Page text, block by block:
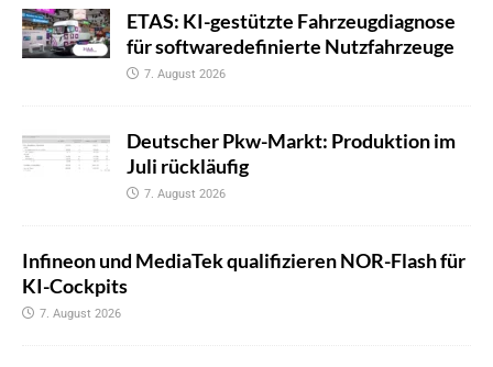
ETAS: KI-gestützte Fahrzeugdiagnose
für softwaredefinierte Nutzfahrzeuge
7. August 2026
Deutscher Pkw-Markt: Produktion im
Juli rückläufig
7. August 2026
Infineon und MediaTek qualifizieren NOR-Flash für
KI-Cockpits
7. August 2026